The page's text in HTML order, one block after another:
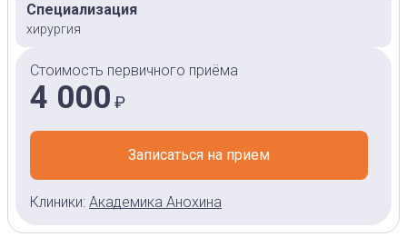
Специализация
хирургия
Стоимость первичного приёма
4 000 ₽
Записаться на прием
Клиники: Академика Анохина